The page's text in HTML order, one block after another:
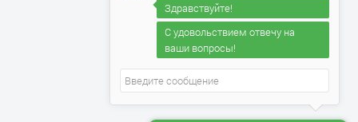
Здравствуйте!
С удовольствием отвечу на
ваши вопросы!